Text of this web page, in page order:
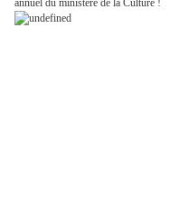
annuel du ministère de la Culture !